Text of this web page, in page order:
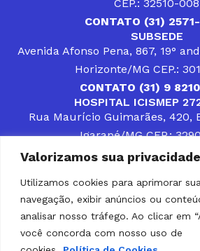
Valorizamos sua privacidade
Utilizamos cookies para aprimorar
navegação, exibir anúncios ou
analisar nosso tráfego. Ao clicar em
você concorda com nosso uso de
CEP.: 32510-008
CONTATO (31)
SUBSEDE
Avenida Afonso Pena, 867, 19°
Horizonte/MG CEP.:
CONTATO (31) 9
HOSPITAL ICISMEP
Rua Maurício Guimarães, 420,
Igarapé/MG CEP.:
CONTATOS (31) 3512-4400 ou
DESENVOLVER SOLUÇÕES,
PÚBLICOS QUE
POPULAÇÃO DA REGIÃO EM
PARCEIRO DOS MUNICÍPIOS
SOLUÇÃO DE DIFICULDADES
GESTORES MUNICIPAIS, É O
ICISMEP.